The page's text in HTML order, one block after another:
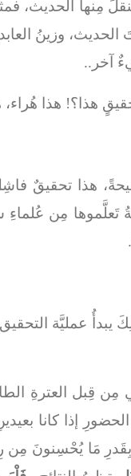
الحديث، فمثلما
وزينُ
آخر..
هذا؟! هذا هُراء،
هذا تحقيقٌ
مِن عُلماءِ
يبدأُ عمليَّة
مِن قِبل العترةِ
إذا كانا
بِقَدرِ مَا يُحْسِنونَ مِن